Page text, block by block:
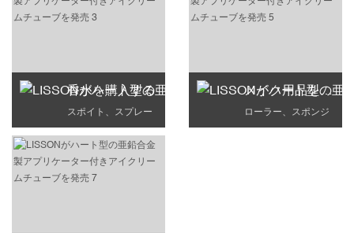
香水を購入する
スポイト、スプレー
メイク用品を購入する
ローラー、スポンジ